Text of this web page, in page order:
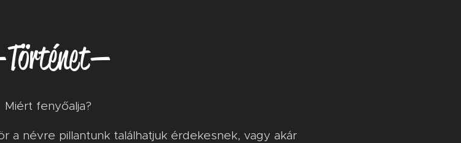
—
Miért fenyőalja?
a névre pillantunk találhatjuk érdekesnek, vagy akár